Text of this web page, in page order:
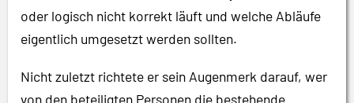
oder logisch nicht korrekt läuft und welche Abläufe
eigentlich umgesetzt werden sollten.
Nicht zuletzt richtete er sein Augenmerk darauf, wer
von den beteiligten Personen die bestehende